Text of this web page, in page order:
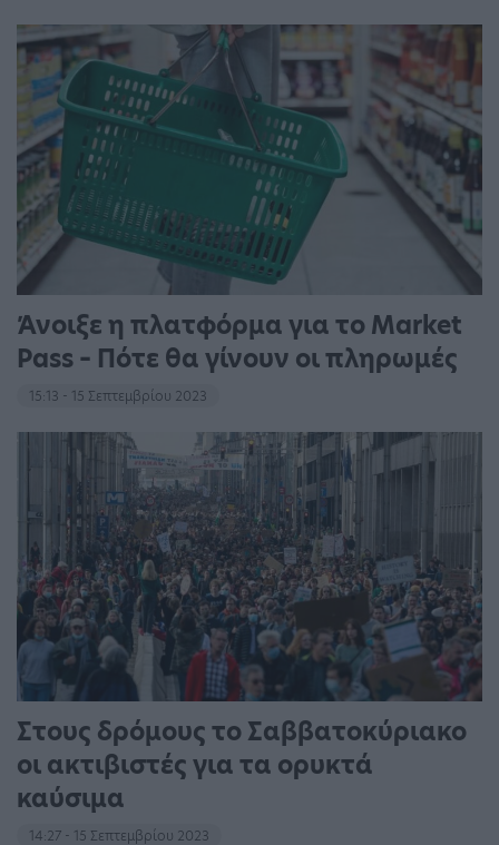
Άνοιξε η πλατφόρμα για το Market
Pass – Πότε θα γίνουν οι πληρωμές
15:13 - 15 Σεπτεμβρίου 2023
Στους δρόμους το Σαββατοκύριακο
οι ακτιβιστές για τα ορυκτά
καύσιμα
14:27 - 15 Σεπτεμβρίου 2023